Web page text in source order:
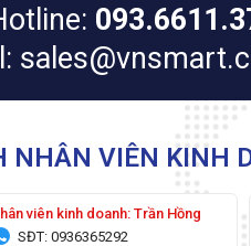
NHÂN VIÊN KINH
viên kinh doanh: Trần Hồng
SĐT: 0936365292